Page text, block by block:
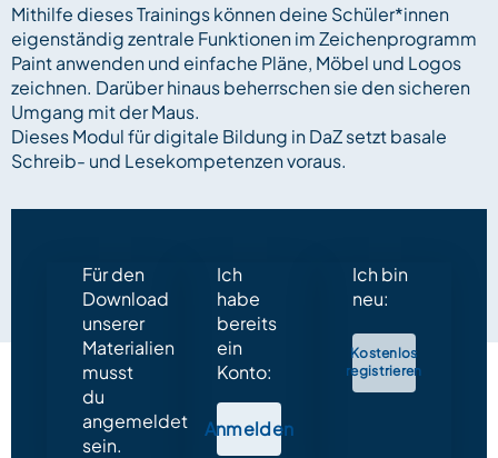
Mithilfe dieses Trainings können deine Schüler*innen
eigenständig zentrale Funktionen im Zeichenprogramm
Paint anwenden und einfache Pläne, Möbel und Logos
zeichnen. Darüber hinaus beherrschen sie den sicheren
Umgang mit der Maus.
Dieses Modul für digitale Bildung in DaZ setzt basale
Schreib- und Lesekompetenzen voraus.
Für den
Download
unserer
Materialien
musst
du
angemeldet
sein.
Ich
habe
bereits
ein
Konto:
Anmelden
Ich bin
neu:
Kostenlos
registrieren